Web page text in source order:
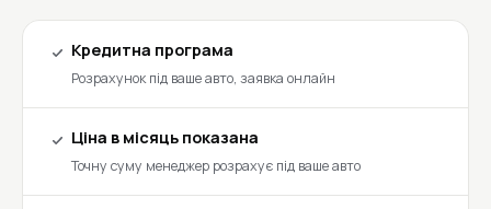
Кредитна програма
Розрахунок під ваше авто, заявка онлайн
Ціна в місяць показана
Точну суму менеджер розрахує під ваше авто